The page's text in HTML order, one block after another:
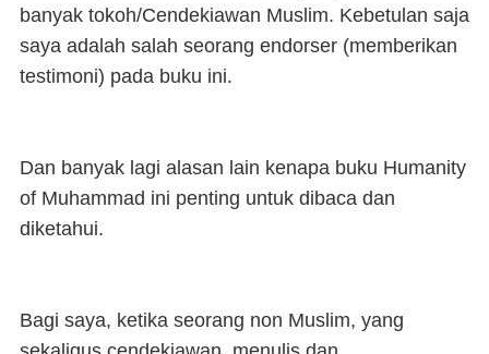
banyak tokoh/Cendekiawan Muslim. Kebetulan saja
saya adalah salah seorang endorser (memberikan
testimoni) pada buku ini.
Dan banyak lagi alasan lain kenapa buku Humanity
of Muhammad ini penting untuk dibaca dan
diketahui.
Bagi saya, ketika seorang non Muslim, yang